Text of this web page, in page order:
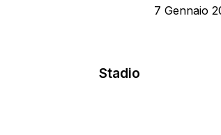
7 Gennaio
Stadio